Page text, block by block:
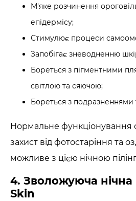
М'яке розчинення
епідермісу;
Стимулює процеси
Запобігає зневодненню
Бореться з пігментними
світлою та сяючою;
Бореться з
Нормальне функціонування
захист від фотостаріння та
можливе з цією нічною
4. Зволожуюча нічна
Skin